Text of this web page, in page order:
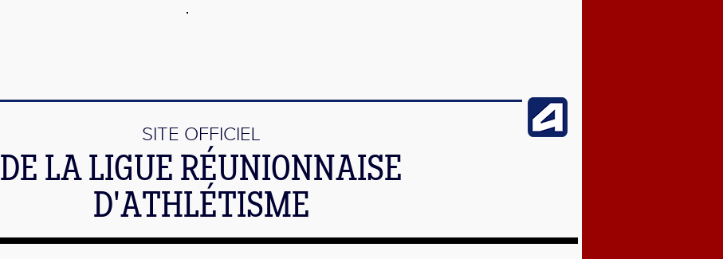
SITE OFFICIEL
DE LA LIGUE RÉUNIONNAISE
D'ATHLÉTISME